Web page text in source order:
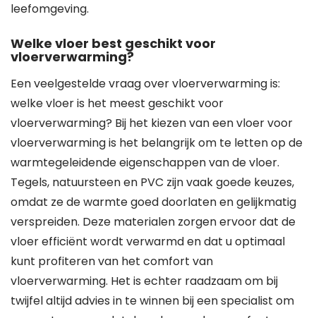
leefomgeving.
Welke vloer best geschikt voor
vloerverwarming?
Een veelgestelde vraag over vloerverwarming is:
welke vloer is het meest geschikt voor
vloerverwarming? Bij het kiezen van een vloer voor
vloerverwarming is het belangrijk om te letten op de
warmtegeleidende eigenschappen van de vloer.
Tegels, natuursteen en PVC zijn vaak goede keuzes,
omdat ze de warmte goed doorlaten en gelijkmatig
verspreiden. Deze materialen zorgen ervoor dat de
vloer efficiënt wordt verwarmd en dat u optimaal
kunt profiteren van het comfort van
vloerverwarming. Het is echter raadzaam om bij
twijfel altijd advies in te winnen bij een specialist om